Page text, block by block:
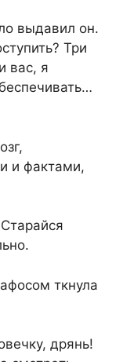
выдавил он.
Три
вас, я
и фактами,
ткнула
дрянь!